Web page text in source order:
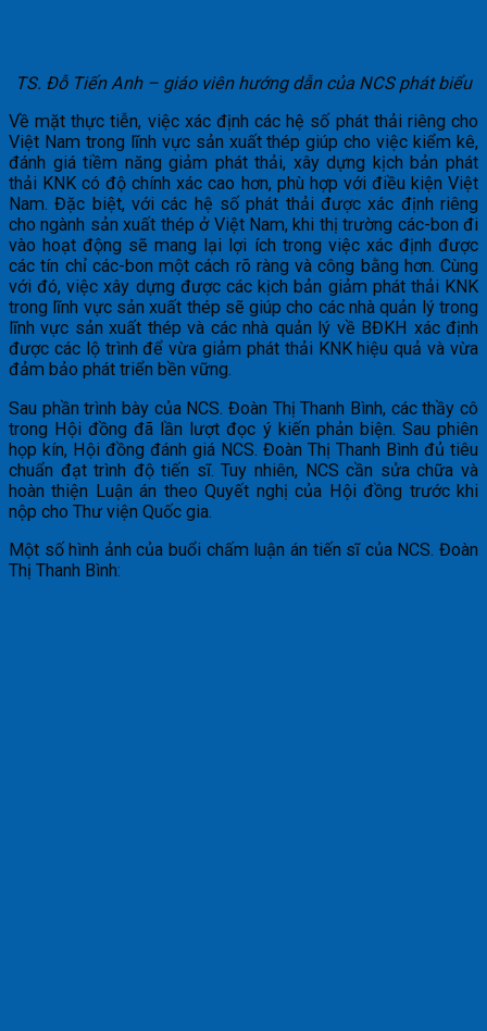
TS. Đỗ Tiến Anh – giáo viên hướng dẫn của NCS phát biểu
Về mặt thực tiễn, việc xác định các hệ số phát thải riêng cho
Việt Nam trong lĩnh vực sản xuất thép giúp cho việc kiểm kê,
đánh giá tiềm năng giảm phát thải, xây dựng kịch bản phát
thải KNK có độ chính xác cao hơn, phù hợp với điều kiện Việt
Nam. Đặc biệt, với các hệ số phát thải được xác định riêng
cho ngành sản xuất thép ở Việt Nam, khi thị trường các-bon đi
vào hoạt động sẽ mang lại lợi ích trong việc xác định được
các tín chỉ các-bon một cách rõ ràng và công bằng hơn. Cùng
với đó, việc xây dựng được các kịch bản giảm phát thải KNK
trong lĩnh vực sản xuất thép sẽ giúp cho các nhà quản lý trong
lĩnh vực sản xuất thép và các nhà quản lý về BĐKH xác định
được các lộ trình để vừa giảm phát thải KNK hiệu quả và vừa
đảm bảo phát triển bền vững.
Sau phần trình bày của NCS. Đoàn Thị Thanh Bình, các thầy cô
trong Hội đồng đã lần lượt đọc ý kiến phản biện. Sau phiên
họp kín, Hội đồng đánh giá NCS. Đoàn Thị Thanh Bình đủ tiêu
chuẩn đạt trình độ tiến sĩ. Tuy nhiên, NCS cần sửa chữa và
hoàn thiện Luận án theo Quyết nghị của Hội đồng trước khi
nộp cho Thư viện Quốc gia.
Một số hình ảnh của buổi chấm luận án tiến sĩ của NCS. Đoàn
Thị Thanh Bình: